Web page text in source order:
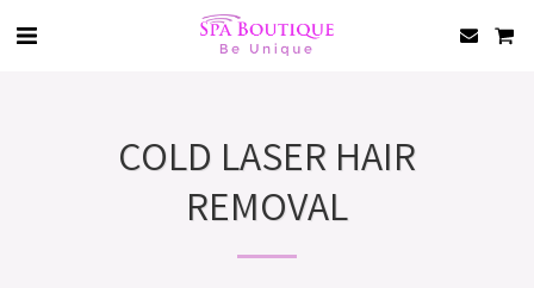
COLD LASER HAIR
REMOVAL